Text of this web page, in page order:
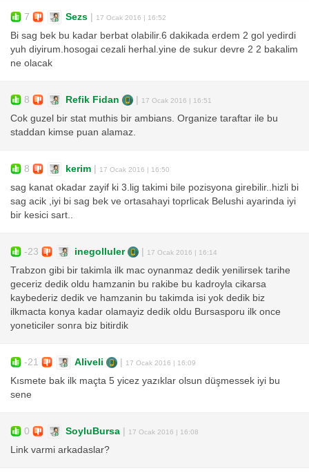
7 Sezs | 17 Ocak 2016 | 16:52
Bi sag bek bu kadar berbat olabilir.6 dakikada erdem 2 gol yedirdi
yuh diyirum.hosogai cezali herhal.yine de sukur devre 2 2 bakalim
ne olacak
8 Refik Fidan | 17 Ocak 2016 | 16:51
Cok guzel bir stat muthis bir ambians. Organize taraftar ile bu
staddan kimse puan alamaz.
8 kerim | 17 Ocak 2016 | 16:50
sag kanat okadar zayif ki 3.lig takimi bile pozisyona girebilir..hizli bi
sag acik ,iyi bi sag bek ve ortasahayi toprlicak Belushi ayarinda iyi
bir kesici sart..
-23 inegolluler | 17 Ocak 2016 | 16:14
Trabzon gibi bir takimla ilk mac oynanmaz dedik yenilirsek tarihe
geceriz dedik oldu hamzanin bu rakibe bu kadroyla cikarsa
kaybederiz dedik ve hamzanin bu takimda isi yok dedik biz
ilkmacta konya kadar olamayiz dedik oldu Bursasporu ilk once
yoneticiler sonra biz bitirdik
-21 Aliveli | 17 Ocak 2016 | 16:09
Kısmete bak ilk maçta 5 yicez yazıklar olsun düşmessek iyi bu
sene
0 SoyluBursa | 17 Ocak 2016 | 16:08
Link varmi arkadaslar?